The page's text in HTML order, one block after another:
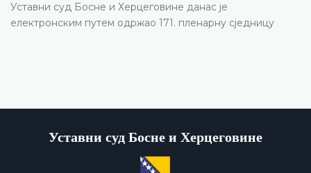
Уставни суд Босне и Херцеговине данас је
електронским путем одржао 171. пленарну сједницу
Уставни суд Босне и Херцеговине